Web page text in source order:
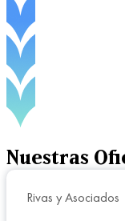
Nuestras
Rivas y Asociados